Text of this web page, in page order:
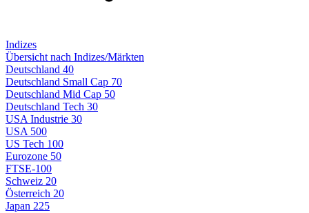
Indizes
Übersicht nach Indizes/Märkten
Deutschland 40
Deutschland Small Cap 70
Deutschland Mid Cap 50
Deutschland Tech 30
USA Industrie 30
USA 500
US Tech 100
Eurozone 50
FTSE-100
Schweiz 20
Österreich 20
Japan 225